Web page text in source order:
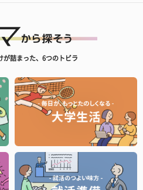
が詰まった、6つのトビラ